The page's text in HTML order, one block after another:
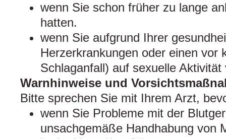
wenn Sie schon früher zu lange
hatten.
wenn Sie aufgrund Ihrer
Herzerkrankungen oder einen vor
Schlaganfall) auf sexuelle
Warnhinweise und
Bitte sprechen Sie mit Ihrem Arzt,
wenn Sie Probleme mit der
unsachgemäße Handhabung von